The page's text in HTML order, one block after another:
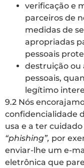
verificação e
parceiros de
medidas de
apropriadas
pessoais
destruição ou
pessoais,
legítimo
9.2 Nós
confidencialidade
usa e a ter
“phishing”, por
enviar-lhe um e-
eletrônica que